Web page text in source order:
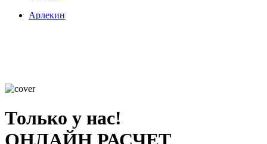
Арлекин
Только у нас!
ОНЛАЙН РАСЧЕТ